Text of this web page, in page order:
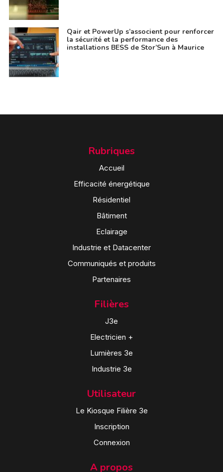
Qair et PowerUp s’associent pour renforcer
la sécurité et la performance des
installations BESS de Stor’Sun à Maurice
Rubriques
Accueil
Efficacité énergétique
Résidentiel
Bâtiment
Eclairage
Industrie et Datacenter
Communiqués et produits
Partenaires
Filières
J3e
Electricien +
Lumières 3e
Industrie 3e
Utilisateur
Le Kiosque Filière 3e
Inscription
Connexion
A propos